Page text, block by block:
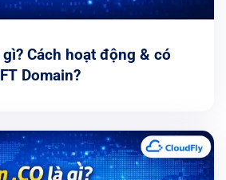
gì? Cách hoạt động & có
Domain?